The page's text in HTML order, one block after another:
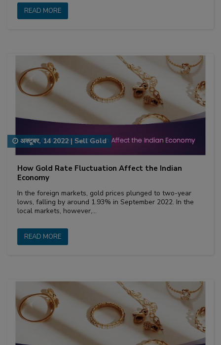
READ MORE
How Gold Rate Fluctuation Affect the Indian
Economy
अक्टूबर, 14 2022 | Sell Gold
In the foreign markets, gold prices plunged to two-year
lows, falling by around 1.93% in September 2022. In the
local markets, however,…
READ MORE